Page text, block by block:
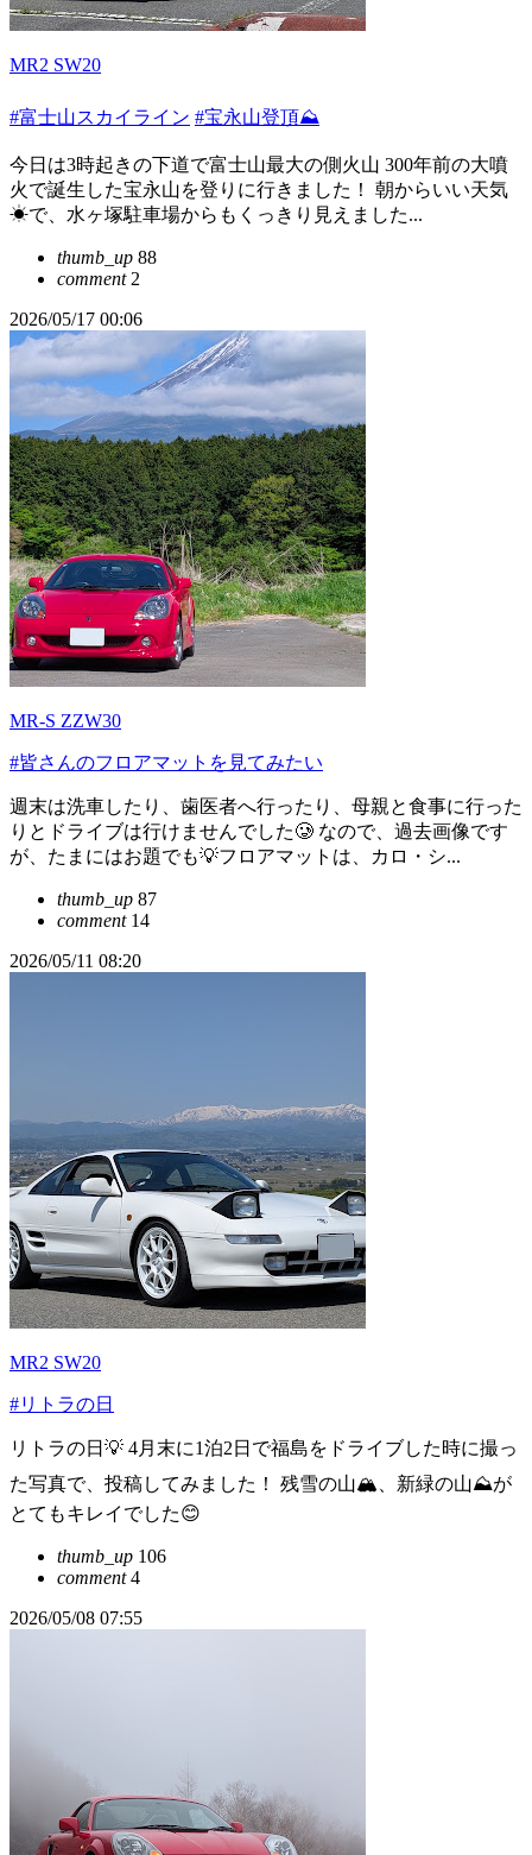
MR2 SW20
#富士山スカイライン #宝永山登頂⛰️
今日は3時起きの下道で富士山最大の側火山 300年前の大噴
火で誕生した宝永山を登りに行きました！ 朝からいい天気
☀で、水ヶ塚駐車場からもくっきり見えました...
thumb_up 88
comment2
2026/05/17 00:06
MR-S ZZW30
#皆さんのフロアマットを見てみたい
週末は洗車したり、歯医者へ行ったり、母親と食事に行った
りとドライブは行けませんでした🥲 なので、過去画像です
が、たまにはお題でも💡フロアマットは、カロ・シ...
thumb_up 87
comment14
2026/05/11 08:20
MR2 SW20
#リトラの日
リトラの日💡 4月末に1泊2日で福島をドライブした時に撮っ
た写真で、投稿してみました！ 残雪の山🏔️、新緑の山⛰️が
とてもキレイでした😊
thumb_up 106
comment4
2026/05/08 07:55